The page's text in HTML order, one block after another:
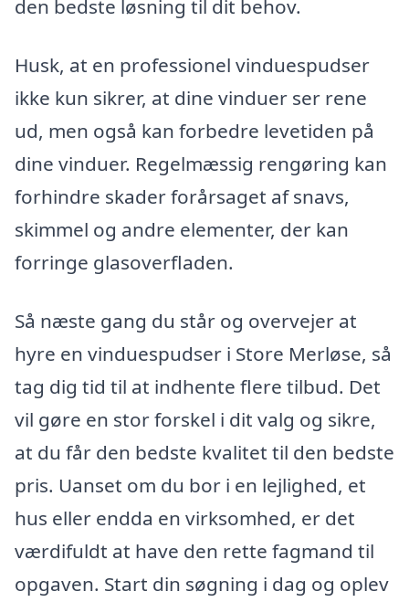
den bedste løsning til dit behov.
Husk, at en professionel vinduespudser
ikke kun sikrer, at dine vinduer ser rene
ud, men også kan forbedre levetiden på
dine vinduer. Regelmæssig rengøring kan
forhindre skader forårsaget af snavs,
skimmel og andre elementer, der kan
forringe glasoverfladen.
Så næste gang du står og overvejer at
hyre en vinduespudser i Store Merløse, så
tag dig tid til at indhente flere tilbud. Det
vil gøre en stor forskel i dit valg og sikre,
at du får den bedste kvalitet til den bedste
pris. Uanset om du bor i en lejlighed, et
hus eller endda en virksomhed, er det
værdifuldt at have den rette fagmand til
opgaven. Start din søgning i dag og oplev